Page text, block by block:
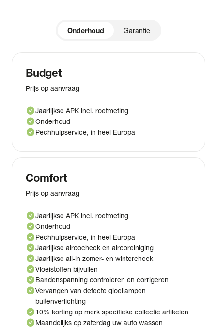
Onderhoud Garantie
Budget
Prijs op aanvraag
check_circleJaarlijkse APK incl. roetmeting
check_circleOnderhoud
check_circlePechhulpservice, in heel Europa
Comfort
Prijs op aanvraag
check_circleJaarlijkse APK incl. roetmeting
check_circleOnderhoud
check_circlePechhulpservice, in heel Europa
check_circleJaarlijkse aircocheck en aircoreiniging
check_circleJaarlijkse all-in zomer- en wintercheck
check_circleVloeistoffen bijvullen
check_circleBandenspanning controleren en corrigeren
check_circleVervangen van defecte gloeilampen
buitenverlichting
check_circle10% korting op merk specifieke collectie artikelen
check_circleMaandelijks op zaterdag uw auto wassen